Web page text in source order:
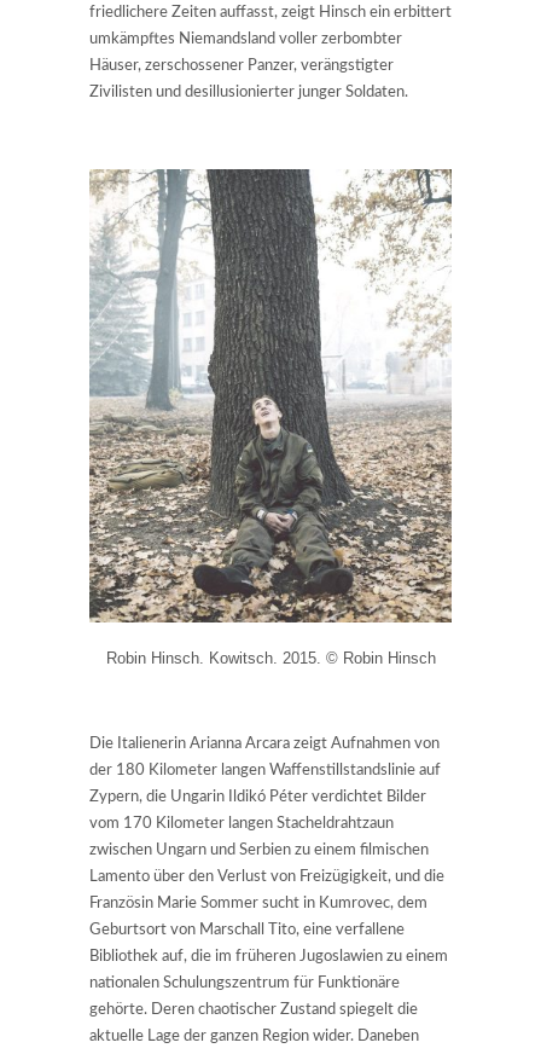
friedlichere Zeiten auffasst, zeigt Hinsch ein erbittert
umkämpftes Niemandsland voller zerbombter
Häuser, zerschossener Panzer, verängstigter
Zivilisten und desillusionierter junger Soldaten.
Robin Hinsch. Kowitsch. 2015. © Robin Hinsch
Die Italienerin Arianna Arcara zeigt Aufnahmen von
der 180 Kilometer langen Waffenstillstandslinie auf
Zypern, die Ungarin Ildikó Péter verdichtet Bilder
vom 170 Kilometer langen Stacheldrahtzaun
zwischen Ungarn und Serbien zu einem filmischen
Lamento über den Verlust von Freizügigkeit, und die
Französin Marie Sommer sucht in Kumrovec, dem
Geburtsort von Marschall Tito, eine verfallene
Bibliothek auf, die im früheren Jugoslawien zu einem
nationalen Schulungszentrum für Funktionäre
gehörte. Deren chaotischer Zustand spiegelt die
aktuelle Lage der ganzen Region wider. Daneben